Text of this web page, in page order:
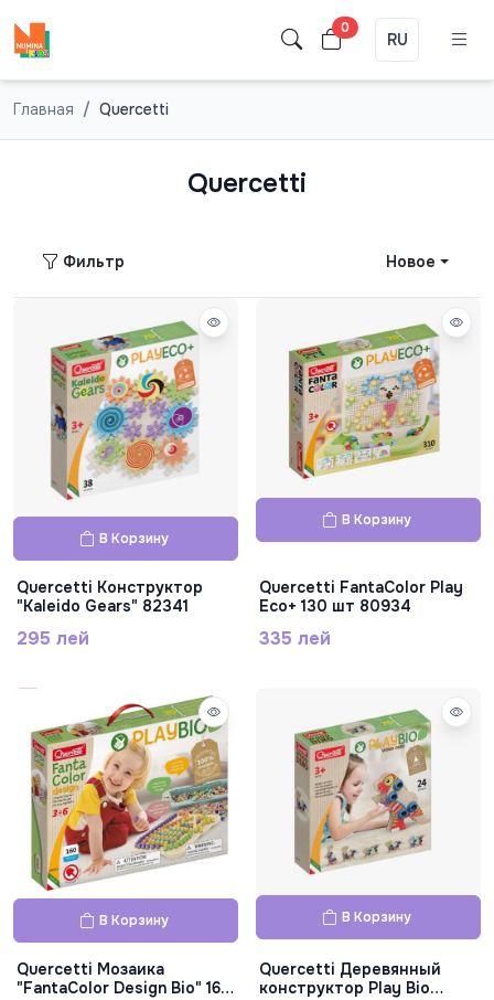
0
RU
Главная Quercetti
Quercetti
Фильтр Новое
В Корзину
Quercetti Конструктор
"Kaleido Gears" 82341
295 лей
В Корзину
Quercetti FantaColor Play
Eco+ 130 шт 80934
335 лей
В Корзину
Quercetti Мозаика
"FantaColor Design Bio" 160
В Корзину
Quercetti Деревянный
конструктор Play Bio